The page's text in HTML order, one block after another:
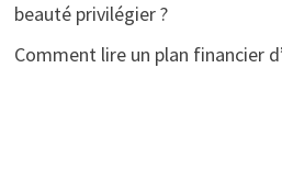
beauté privilégier ?
Comment lire un plan financier